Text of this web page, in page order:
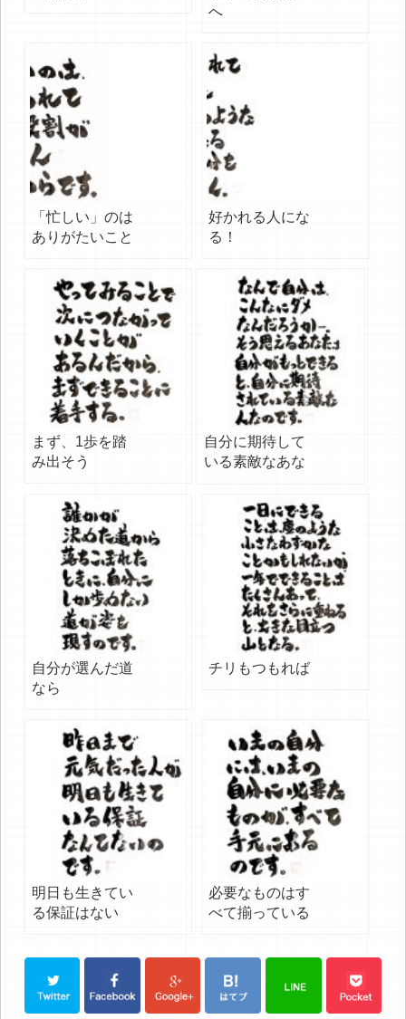
へ
「忙しい」のは
ありがたいこと
好かれる人にな
る！
まず、1歩を踏
み出そう
自分に期待して
いる素敵なあな
自分が選んだ道
なら
チリもつもれば
明日も生きてい
る保証はない
必要なものはす
べて揃っている